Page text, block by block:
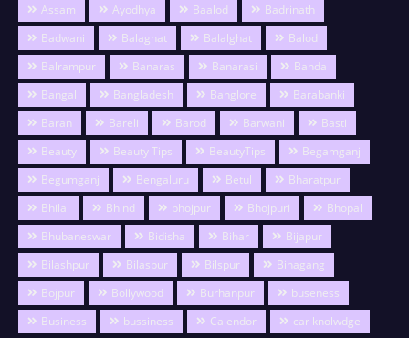
Assam
Ayodhya Baalod
Badrinath
Badwani
Balaghat Balalghat
Balod
Balrampur
Banaras Banarasi
Banda
Bangal
Bangladesh Banglore
Barabanki
Baran
Bareli Barod Barwani
Basti
Beauty
Beauty Tips BeautyTips
Begamganj
Begumganj
Bengaluru Betul
Bharatpur
Bhilai
Bhind bhojpur Bhojpuri
Bhopal
Bhubaneswar
Bidisha Bihar
Bijapur
Bilashpur
Bilaspur Bilspur
Binagang
Bojpur
Bollywood Burhanpur
buseness
Business
bussiness Calendor
car knolwdge